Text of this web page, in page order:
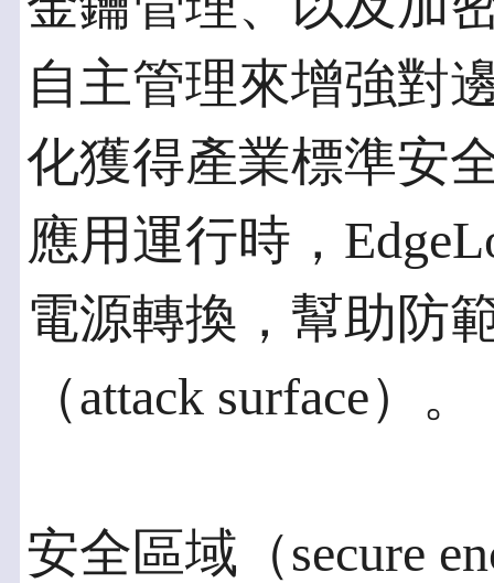
自主管理來增強對
化獲得產業標準安
應用運行時，
電源轉換，幫助防
（attack surface）。
安全區域（secure